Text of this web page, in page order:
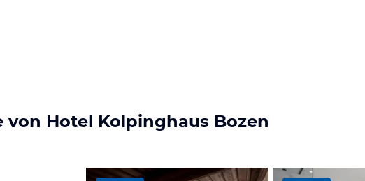
von Hotel Kolpinghaus Bozen